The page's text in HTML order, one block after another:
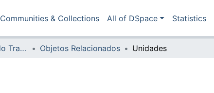
Communities & Collections All of DSpace Statistics
Tribunal Regional do Trabalho da 16ª Região Objetos Relacionados Unidades